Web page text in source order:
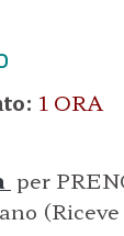
1 ORA
per
(Riceve